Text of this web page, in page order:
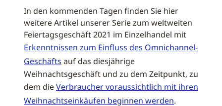
In den kommenden Tagen finden Sie hier
weitere Artikel unserer Serie zum weltweiten
Feiertagsgeschäft 2021 im Einzelhandel mit
Erkenntnissen zum Einfluss des Omnichannel-
Geschäfts auf das diesjährige
Weihnachtsgeschäft und zu dem Zeitpunkt, zu
dem dieVerbraucher voraussichtlich mit ihren
Weihnachtseinkäufen beginnen werden.